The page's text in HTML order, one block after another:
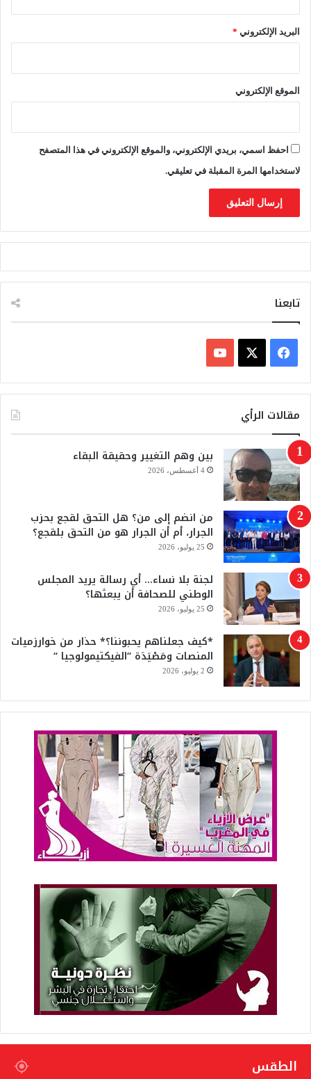
البريد الإلكتروني *
الموقع الإلكتروني
احفظ اسمي، بريدي الإلكتروني، والموقع الإلكتروني في هذا المتصفح
لاستخدامها المرة المقبلة في تعليقي.
تابعنا
ي
ب
و
ك
X
Y
u
T
b
e
مقالات الرأي
بين وهم التغيير وحقيقة البقاء
4 أغسطس، 2026
من انضم إلى من؟ هل التحق لقجع بحزب
الجرار، أم أن الجرار هو من التحق بلقجع؟
25 يوليو، 2026
لجنة بلا نساء… أي رسالة يريد المجلس
الوطني للصحافة أن يبعثها؟
25 يوليو، 2026
*كيف جعلناهم يحبوننا؟* حذار من خوارزميات
المنصات ومَصْيَدَة “الفيكتيمولوجيا “
2 يوليو، 2026
الطقس